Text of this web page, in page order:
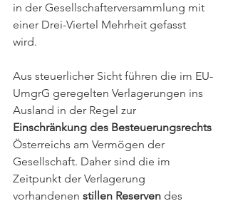
in der Gesellschafterversammlung mit
einer Drei-Viertel Mehrheit gefasst
wird.
Aus steuerlicher Sicht führen die im EU-
UmgrG geregelten Verlagerungen ins
Ausland in der Regel zur
Einschränkung des Besteuerungsrechts
Österreichs am Vermögen der
Gesellschaft. Daher sind die im
Zeitpunkt der Verlagerung
vorhandenen stillen Reserven des